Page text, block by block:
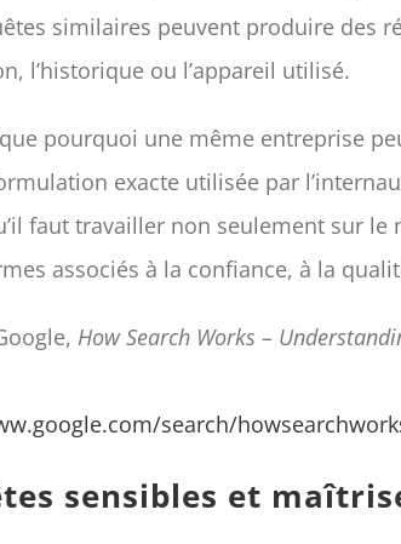
similaires peuvent produire des
l’historique ou l’appareil utilisé.
pourquoi une même entreprise
exacte utilisée par
faut travailler non seulement sur le
associés à la confiance, à la
How Search Works –
search/
sensibles et